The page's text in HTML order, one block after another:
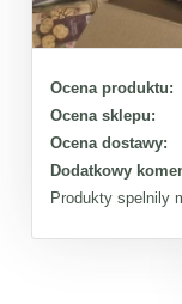
Ocena produktu:
Ocena sklepu:
Ocena dostawy:
Dodatkowy
Produkty spelnily